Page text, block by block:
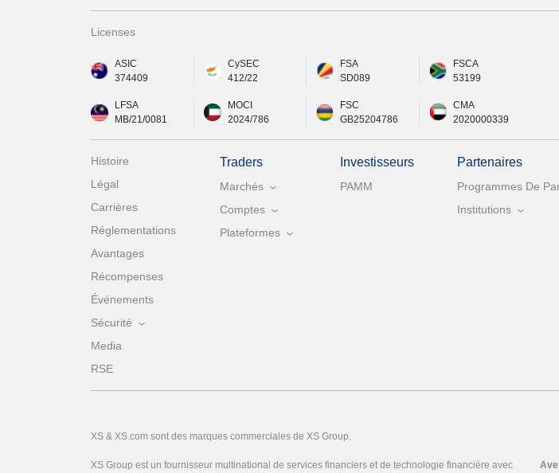
Licenses
ASIC
374409
CySEC
412/22
FSA
SD089
FSCA
53199
LFSA
MB/21/0081
MOCI
2024/786
FSC
GB25204786
CMA
2020000339
Histoire
Légal
Carrières
Réglementations
Avantages
Récompenses
Événements
Sécurité
Media
RSE
Traders
Marchés
Comptes
Plateformes
Investisseurs
PAMM
Partenaires
Programmes De
Institutions
XS & XS.com sont des marques commerciales de XS Group.
XS Group est un fournisseur multinational de services financiers et de technologie financière avec